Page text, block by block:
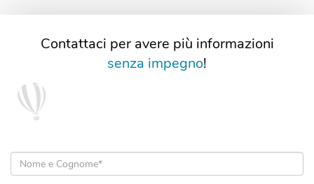
Contattaci per avere più informazioni
senza impegno!